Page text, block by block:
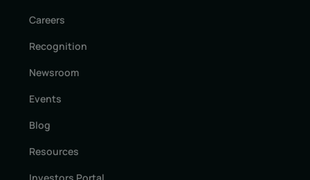
Careers
Recognition
Newsroom
Events
Blog
Resources